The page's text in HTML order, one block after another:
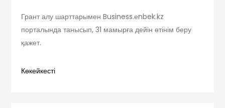
Грант алу шарттарымен Business.еnbek.kz
порталында танысып, 31 мамырға дейін өтінім беру
қажет.
Көкейкесті